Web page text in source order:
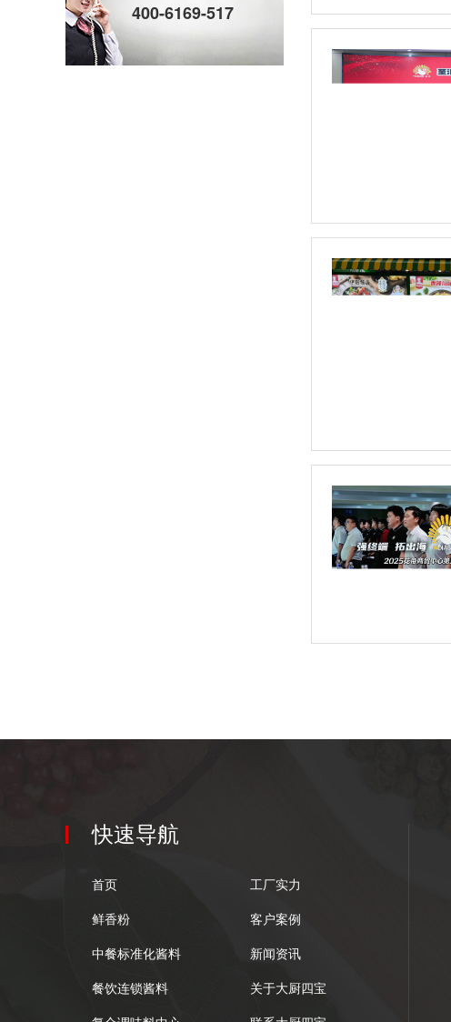
400-6169-517
快速导航
首页 工厂实力
鲜香粉 客户案例
中餐标准化酱料 新闻资讯
餐饮连锁酱料 关于大厨四宝